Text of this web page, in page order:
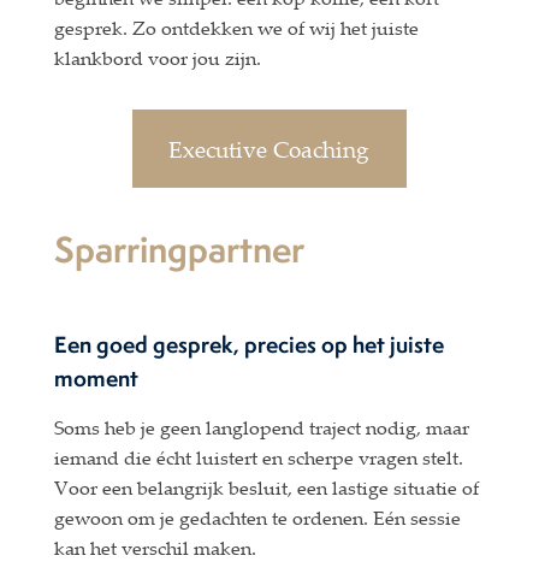
gesprek. Zo ontdekken we of wij het juiste
klankbord voor jou zijn.
Executive Coaching
Sparringpartner
Een goed gesprek, precies op het juiste
moment
Soms heb je geen langlopend traject nodig, maar
iemand die écht luistert en scherpe vragen stelt.
Voor een belangrijk besluit, een lastige situatie of
gewoon om je gedachten te ordenen. Eén sessie
kan het verschil maken.